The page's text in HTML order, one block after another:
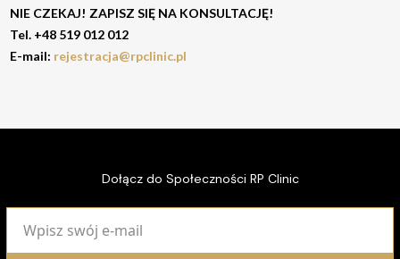
NIE CZEKAJ! ZAPISZ SIĘ NA KONSULTACJĘ!
Tel. +48 519 012 012
E-mail: rejestracja@rpclinic.pl
Dołącz do Społeczności RP Clinic